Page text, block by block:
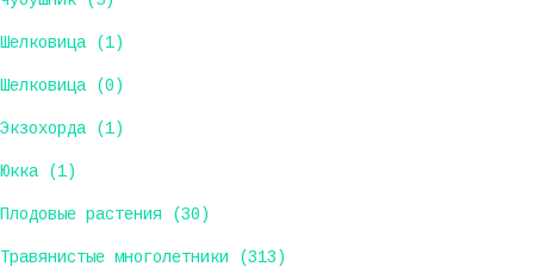
Шелковица (1)
Шелковица (0)
Экзохорда (1)
Юкка (1)
Плодовые растения (30)
Травянистые многолетники (313)